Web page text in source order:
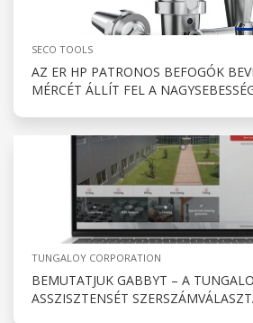
SECO TOOLS
AZ ER HP PATRONOS BEFOGÓK
MÉRCÉT ÁLLÍT FEL A
TUNGALOY CORPORATION
BEMUTATJUK GABBYT – A
ASSZISZTENSÉT